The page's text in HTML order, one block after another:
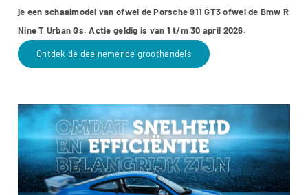
je een schaalmodel van ofwel de Porsche 911 GT3 ofwel de Bmw R
Nine T Urban Gs. Actie geldig is van 1 t/m 30 april 2026.
Ontdek de deelnemende groothandels